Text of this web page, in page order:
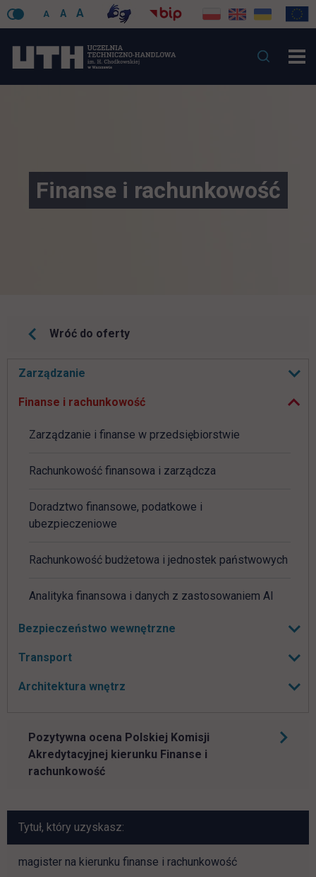
A A A
Finanse i rachunkowość
Wróć do oferty
Pomiń
nawigacje
Zarządzanie Rozwiń podmenu
Finanse i rachunkowość Zwiń podmenu
Zarządzanie i finanse w przedsiębiorstwie
Rachunkowość finansowa i zarządcza
Doradztwo finansowe, podatkowe i
ubezpieczeniowe
Rachunkowość budżetowa i jednostek państwowych
Analityka finansowa i danych z zastosowaniem AI
Bezpieczeństwo wewnętrzne Rozwiń podmenu
Transport Rozwiń podmenu
Architektura wnętrz Rozwiń podmenu
Pozytywna ocena Polskiej Komisji
Akredytacyjnej kierunku Finanse i
rachunkowość
Tytuł, który uzyskasz:
magister na kierunku finanse i rachunkowość